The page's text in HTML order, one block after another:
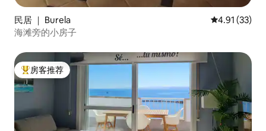
民居 ｜ Burela 平均评分
4.91 (33)
海滩旁的小房子
热门「房客推荐」
房客推荐